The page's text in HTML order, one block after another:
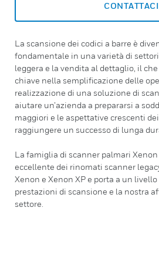
CONTATTACI
La scansione dei codici a barre è
fondamentale in una varietà di
leggera e la vendita al dettaglio, il
chiave nella semplificazione delle
realizzazione di una soluzione di
aiutare un’azienda a prepararsi a
maggiori e le aspettative crescenti
raggiungere un successo di lunga
La famiglia di scanner palmari Xenon
eccellente dei rinomati scanner
Xenon e Xenon XP e porta a un
prestazioni di scansione e la nostra
settore.